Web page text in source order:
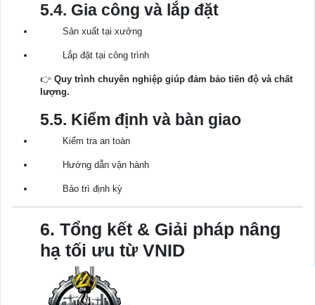
5.4. Gia công và lắp đặt
Sản xuất tại xưởng
Lắp đặt tại công trình
👉 Quy trình chuyên nghiệp giúp đảm bảo tiến độ và chất
lượng.
5.5. Kiểm định và bàn giao
Kiểm tra an toàn
Hướng dẫn vận hành
Bảo trì định kỳ
6. Tổng kết & Giải pháp nâng
hạ tối ưu từ VNID